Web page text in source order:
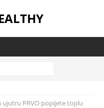
ujutru PRVO popijete toplu